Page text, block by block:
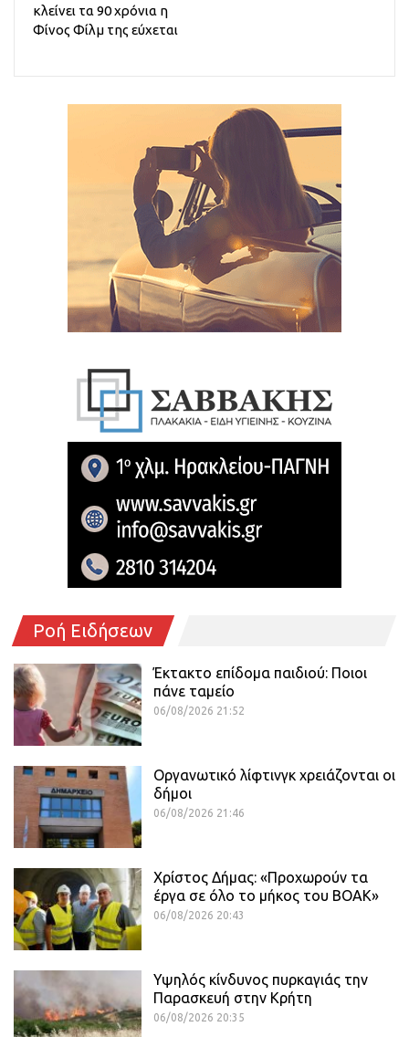
κλείνει τα 90 χρόνια η
Φίνος Φίλμ της εύχεται
Ροή Ειδήσεων
Έκτακτο επίδομα παιδιού: Ποιοι
πάνε ταμείο
06/08/2026 21:52
Οργανωτικό λίφτινγκ χρειάζονται οι
δήμοι
06/08/2026 21:46
Χρίστος Δήμας: «Προχωρούν τα
έργα σε όλο το μήκος του ΒΟΑΚ»
06/08/2026 20:43
Υψηλός κίνδυνος πυρκαγιάς την
Παρασκευή στην Κρήτη
06/08/2026 20:35